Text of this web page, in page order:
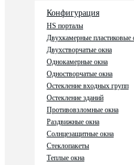
Конфигурация
HS порталы
Двухкамерные пластиковые
Двухстворчатые окна
Однокамерные окна
Одностворчатые окна
Остекление входных групп
Остекление зданий
Противовзломные окна
Раздвижные окна
Солнцезащитные окна
Стеклопакеты
Теплые окна